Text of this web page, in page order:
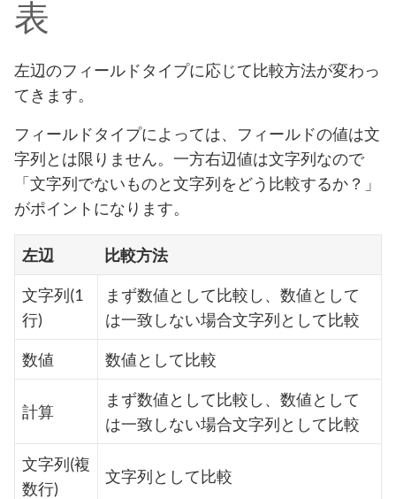
表
左辺のフィールドタイプに応じて比較方法が変わっ
てきます。
フィールドタイプによっては、フィールドの値は文
字列とは限りません。一方右辺値は文字列なので
「文字列でないものと文字列をどう比較するか？」
がポイントになります。
左辺 比較方法
文字列(1
行)
まず数値として比較し、数値として
は一致しない場合文字列として比較
数値 数値として比較
計算
まず数値として比較し、数値として
は一致しない場合文字列として比較
文字列(複
数行)
文字列として比較